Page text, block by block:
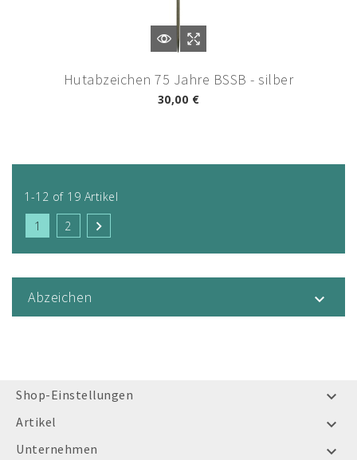
Hutabzeichen 75 Jahre BSSB - silber
30,00 €
1-12 of 19 Artikel
1
2 
Abzeichen 
Shop-Einstellungen 
Artikel 
Unternehmen 